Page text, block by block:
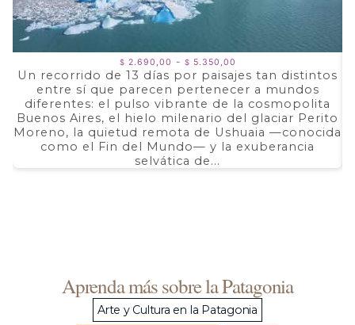
$ 2.690,00 - $ 5.350,00
precios:
desde
$ 2.690,00
hasta
$ 5.350,00
Un recorrido de 13 días por paisajes tan distintos
entre sí que parecen pertenecer a mundos
diferentes: el pulso vibrante de la cosmopolita
Buenos Aires, el hielo milenario del glaciar Perito
Moreno, la quietud remota de Ushuaia —conocida
como el Fin del Mundo— y la exuberancia
selvática de...
Aprenda más sobre la Patagonia
Arte y Cultura en la Patagonia